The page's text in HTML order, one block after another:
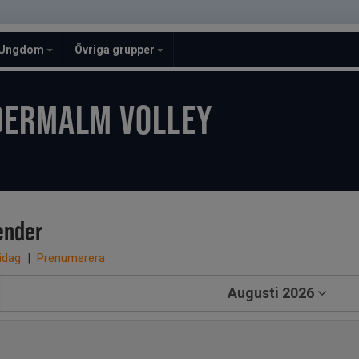
Övriga grupper
VOLLEY
| Prenumerera
Augusti 2026